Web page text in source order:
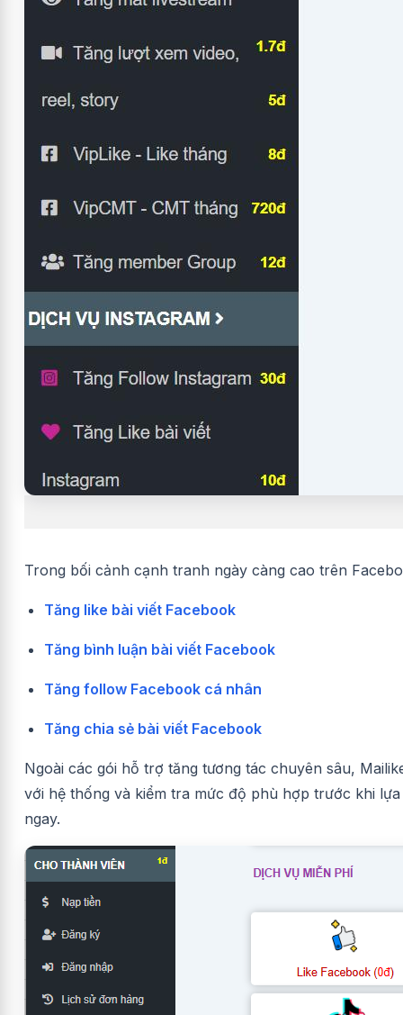
Trong bối cảnh cạnh tranh ngày càng cao trên
Tăng like bài viết Facebook
Tăng bình luận bài viết Facebook
Tăng follow Facebook cá nhân
Tăng chia sẻ bài viết Facebook
Ngoài các gói hỗ trợ tăng tương tác chuyên sâu,
với hệ thống và kiểm tra mức độ phù hợp trước khi
ngay.